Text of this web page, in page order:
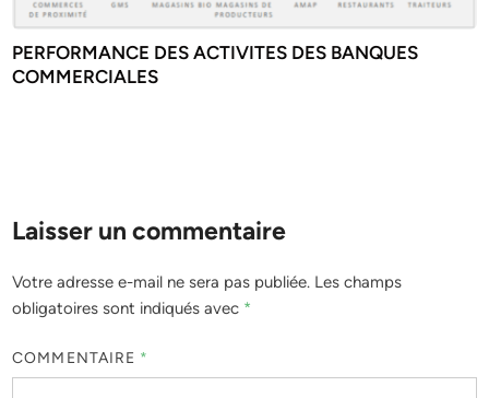
PERFORMANCE DES ACTIVITES DES BANQUES
COMMERCIALES
Laisser un commentaire
Votre adresse e-mail ne sera pas publiée. Les champs
obligatoires sont indiqués avec *
COMMENTAIRE *